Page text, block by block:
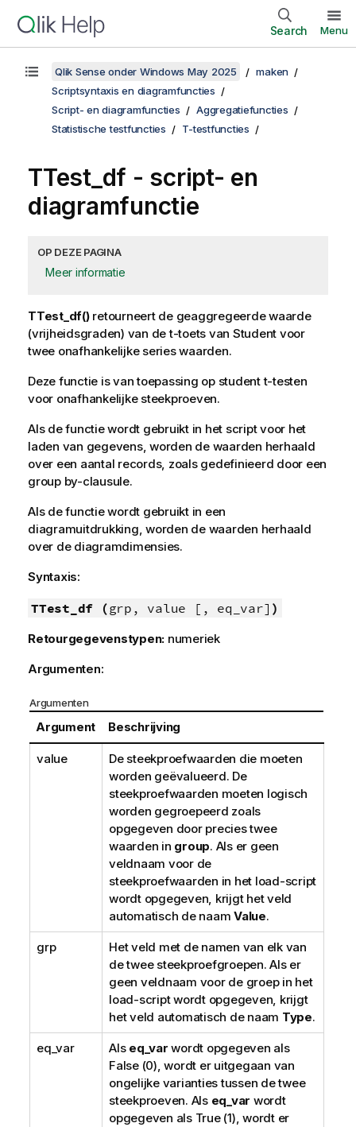
Search Menu
Qlik Sense onder Windows May 2025
maken
Scriptsyntaxis en diagramfuncties
Script- en diagramfuncties
Aggregatiefuncties
Statistische testfuncties
T-testfuncties
TTest_df - script- en
diagramfunctie
OP DEZE PAGINA
Meer informatie
TTest_df()retourneert de geaggregeerde waarde
(vrijheidsgraden) van de t-toets van Student voor
twee onafhankelijke series waarden.
Deze functie is van toepassing op student t-testen
voor onafhankelijke steekproeven.
Als de functie wordt gebruikt in het script voor het
laden van gegevens, worden de waarden herhaald
over een aantal records, zoals gedefinieerd door een
group by-clausule.
Als de functie wordt gebruikt in een
diagramuitdrukking, worden de waarden herhaald
over de diagramdimensies.
Syntaxis:
TTest_df (grp, value [, eq_var] )
Retourgegevenstypen: numeriek
Argumenten:
Argumenten
Argument Beschrijving
value
De steekproefwaarden die moeten
worden geëvalueerd. De
steekproefwaarden moeten logisch
worden gegroepeerd zoals
opgegeven door precies twee
waarden in group. Als er geen
veldnaam voor de
steekproefwaarden in het load-script
wordt opgegeven, krijgt het veld
automatisch de naam Value.
grp
Het veld met de namen van elk van
de twee steekproefgroepen. Als er
geen veldnaam voor de groep in het
load-script wordt opgegeven, krijgt
het veld automatisch de naam Type.
eq_var Als eq_var wordt opgegeven als
False(0), wordt er uitgegaan van
ongelijke varianties tussen de twee
steekproeven. Als eq_var wordt
opgegeven als True(1), wordt er